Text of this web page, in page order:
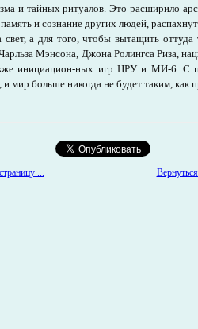
и тайных ритуалов. Это расширило
и сознание других людей,
свет, а для того, чтобы вытащить
Мэнсона, Джона Ролингса Риза,
инициацион-ных игр ЦРУ и МИ-6. С
мир больше никогда не будет таким, как